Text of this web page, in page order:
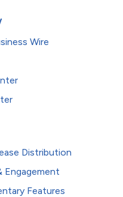
Wire
Distribution
Engagement
Features